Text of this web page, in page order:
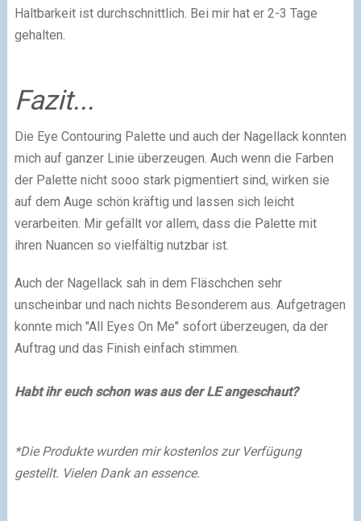
Haltbarkeit ist durchschnittlich. Bei mir hat er 2-3 Tage
gehalten.
Fazit...
Die Eye Contouring Palette und auch der Nagellack konnten
mich auf ganzer Linie überzeugen. Auch wenn die Farben
der Palette nicht sooo stark pigmentiert sind, wirken sie
auf dem Auge schön kräftig und lassen sich leicht
verarbeiten. Mir gefällt vor allem, dass die Palette mit
ihren Nuancen so vielfältig nutzbar ist.
Auch der Nagellack sah in dem Fläschchen sehr
unscheinbar und nach nichts Besonderem aus. Aufgetragen
konnte mich "All Eyes On Me" sofort überzeugen, da der
Auftrag und das Finish einfach stimmen.
Habt ihr euch schon was aus der LE angeschaut?
*Die Produkte wurden mir kostenlos zur Verfügung
gestellt. Vielen Dank an essence.